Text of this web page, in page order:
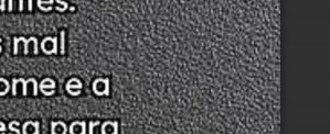
Peso Da Embalagem:
OEM:
Modelo:
SKU: